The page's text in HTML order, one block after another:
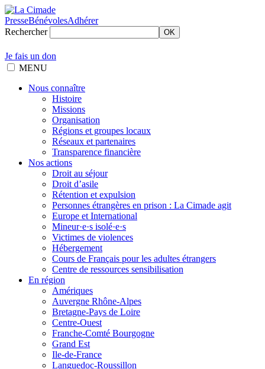
PresseBénévolesAdhérer
Rechercher
OK
Je fais un don
MENU
Nous connaître
Histoire
Missions
Organisation
Régions et groupes locaux
Réseaux et partenaires
Transparence financière
Nos actions
Droit au séjour
Droit d’asile
Rétention et expulsion
Personnes étrangères en prison : La Cimade agit
Europe et International
Mineur·e·s isolé·e·s
Victimes de violences
Hébergement
Cours de Français pour les adultes étrangers
Centre de ressources sensibilisation
En région
Amériques
Auvergne Rhône-Alpes
Bretagne-Pays de Loire
Centre-Ouest
Franche-Comté Bourgogne
Grand Est
Ile-de-France
Languedoc-Roussillon